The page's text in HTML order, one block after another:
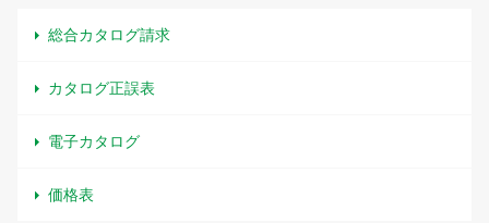
総合カタログ請求
カタログ正誤表
電子カタログ
価格表